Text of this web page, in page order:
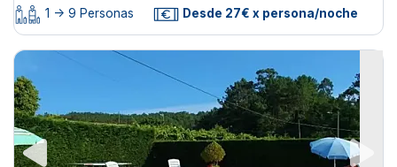
1 -> 9 Personas Desde 27€ x persona/noche